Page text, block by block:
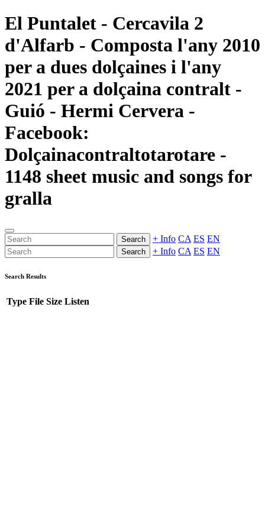
El Puntalet - Cercavila 2
d'Alfarb - Composta l'any 2010
per a dues dolçaines i l'any
2021 per a dolçaina contralt -
Guió - Hermi Cervera -
Facebook:
Dolçainacontraltotarotare -
1148 sheet music and songs for
gralla
Search + Info CA ES EN
Search + Info CA ES EN
Search Results
Type File Size Listen